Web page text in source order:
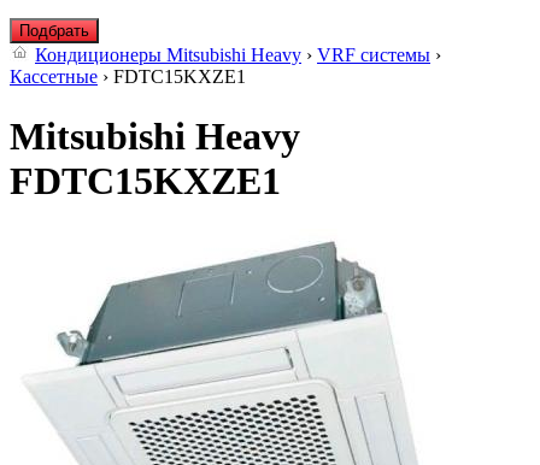
Подбрать
Кондиционеры Mitsubishi Heavy › VRF системы ›
Кассетные › FDTC15KXZE1
Mitsubishi Heavy
FDTC15KXZE1